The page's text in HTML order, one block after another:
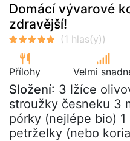
Domácí vývarové
zdravější!
Přílohy Velmi
Složení: 3 lžíce
stroužky česneku 3
pórky (nejlépe bio)
petrželky (nebo